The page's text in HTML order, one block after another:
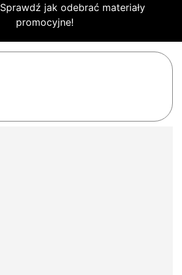
Sprawdź jak odebrać materiały
promocyjne!